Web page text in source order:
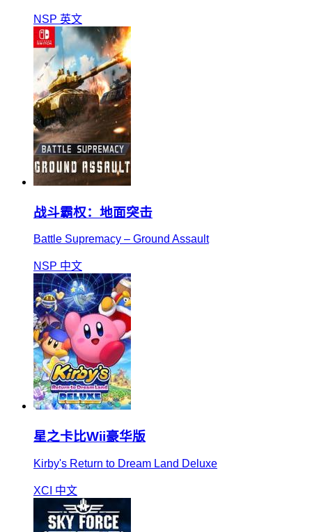
NSP 英文
战斗霸权：地面突击
Battle Supremacy – Ground Assault
NSP 中文
星之卡比Wii豪华版
Kirby's Return to Dream Land Deluxe
XCI 中文